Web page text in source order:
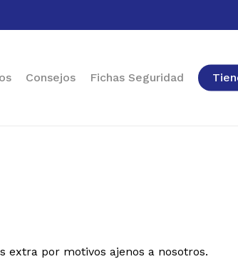
Consejos Fichas Seguridad
Cart
extra por motivos ajenos a nosotros.